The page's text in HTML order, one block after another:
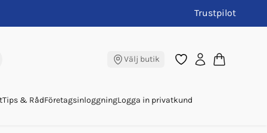
Trustpilot
Välj butik
Tips & RådFöretagsinloggningLogga in privatkund